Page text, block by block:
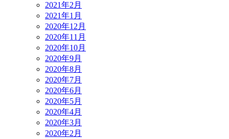
2021年2月
2021年1月
2020年12月
2020年11月
2020年10月
2020年9月
2020年8月
2020年7月
2020年6月
2020年5月
2020年4月
2020年3月
2020年2月